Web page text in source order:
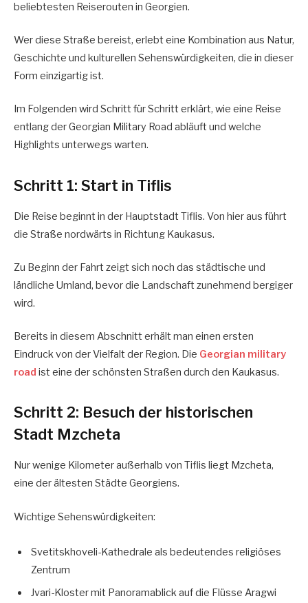
beliebtesten Reiserouten in Georgien.
Wer diese Straße bereist, erlebt eine Kombination aus Natur,
Geschichte und kulturellen Sehenswürdigkeiten, die in dieser
Form einzigartig ist.
Im Folgenden wird Schritt für Schritt erklärt, wie eine Reise
entlang der Georgian Military Road abläuft und welche
Highlights unterwegs warten.
Schritt 1: Start in Tiflis
Die Reise beginnt in der Hauptstadt Tiflis. Von hier aus führt
die Straße nordwärts in Richtung Kaukasus.
Zu Beginn der Fahrt zeigt sich noch das städtische und
ländliche Umland, bevor die Landschaft zunehmend bergiger
wird.
Bereits in diesem Abschnitt erhält man einen ersten
Eindruck von der Vielfalt der Region. Die Georgian military
road ist eine der schönsten Straßen durch den Kaukasus.
Schritt 2: Besuch der historischen
Stadt Mzcheta
Nur wenige Kilometer außerhalb von Tiflis liegt Mzcheta,
eine der ältesten Städte Georgiens.
Wichtige Sehenswürdigkeiten:
Svetitskhoveli-Kathedrale als bedeutendes religiöses
Zentrum
Jvari-Kloster mit Panoramablick auf die Flüsse Aragwi